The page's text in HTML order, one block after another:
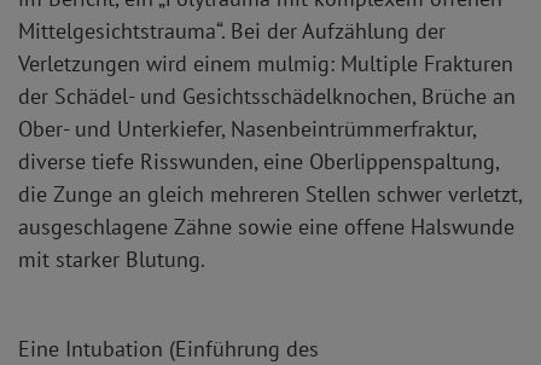
Mittelgesichtstrauma“. Bei der Aufzählung der
Verletzungen wird einem mulmig: Multiple Frakturen
der Schädel- und Gesichtsschädelknochen, Brüche an
Ober- und Unterkiefer, Nasenbeintrümmerfraktur,
diverse tiefe Risswunden, eine Oberlippenspaltung,
die Zunge an gleich mehreren Stellen schwer verletzt,
ausgeschlagene Zähne sowie eine offene Halswunde
mit starker Blutung.
Eine Intubation (Einführung des